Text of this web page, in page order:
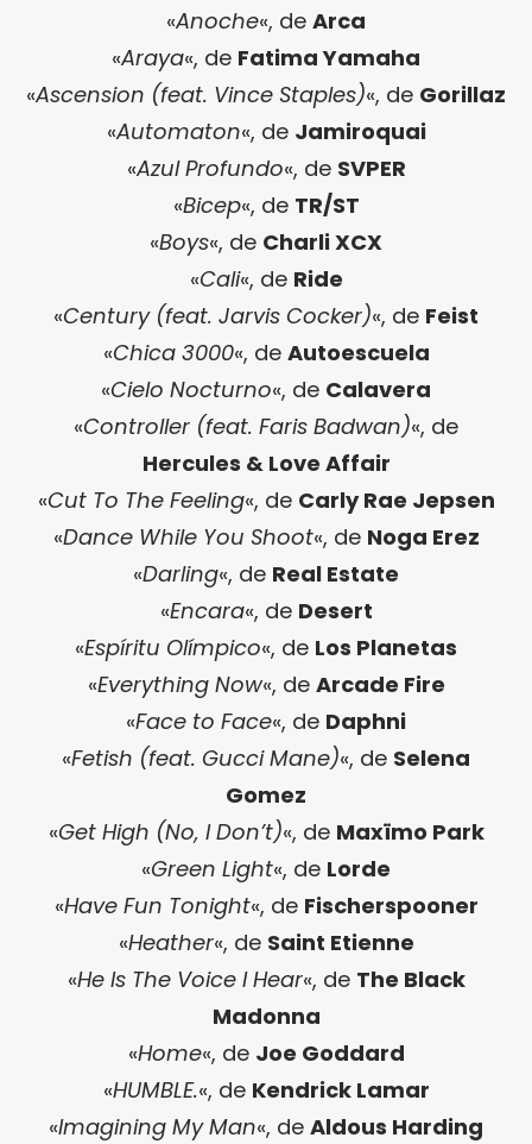
«Anoche«, de Arca
«Araya«, de Fatima Yamaha
«Ascension (feat. Vince Staples)«, de Gorillaz
«Automaton«, de Jamiroquai
«Azul Profundo«, de SVPER
«Bicep«, de TR/ST
«Boys«, de Charli XCX
«Cali«, de Ride
«Century (feat. Jarvis Cocker)«, de Feist
«Chica 3000«, de Autoescuela
«Cielo Nocturno«, de Calavera
«Controller (feat. Faris Badwan)«, de
Hercules & Love Affair
«Cut To The Feeling«, de Carly Rae Jepsen
«Dance While You Shoot«, de Noga Erez
«Darling«, de Real Estate
«Encara«, de Desert
«Espíritu Olímpico«, de Los Planetas
«Everything Now«, de Arcade Fire
«Face to Face«, de Daphni
«Fetish (feat. Gucci Mane)«, de Selena
Gomez
«Get High (No, I Don’t)«, de Maxïmo Park
«Green Light«, de Lorde
«Have Fun Tonight«, de Fischerspooner
«Heather«, de Saint Etienne
«He Is The Voice I Hear«, de The Black
Madonna
«Home«, de Joe Goddard
«HUMBLE.«, de Kendrick Lamar
«Imagining My Man«, de Aldous Harding